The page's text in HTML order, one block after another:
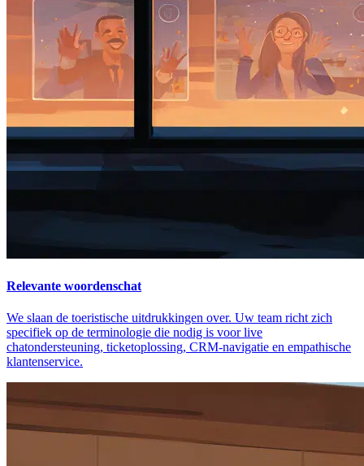
Relevante woordenschat
We slaan de toeristische uitdrukkingen over. Uw team richt zich
specifiek op de terminologie die nodig is voor live
chatondersteuning, ticketoplossing, CRM-navigatie en empathische
klantenservice.